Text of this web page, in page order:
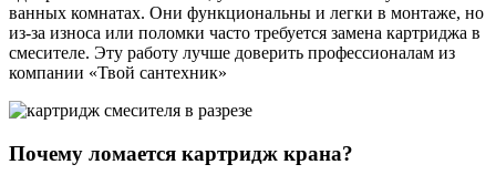
ванных комнатах. Они функциональны и легки в монтаже, но
из-за износа или поломки часто требуется замена картриджа в
смесителе. Эту работу лучше доверить профессионалам из
компании «Твой сантехник»
Почему ломается картридж крана?